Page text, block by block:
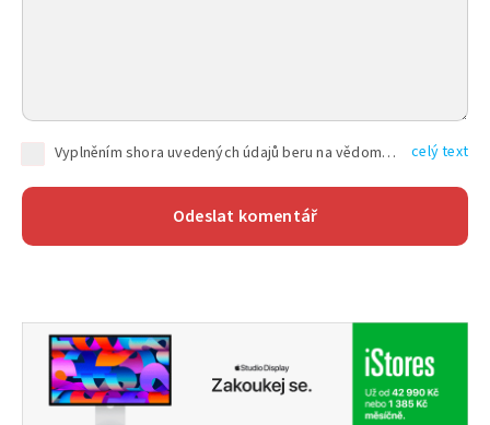
Vyplněním shora uvedených údajů beru na vědomí, že společnost TEXT FACTORY s.r.o., sídlem Brno, Durďákova 336/29, Černá Pole, PSČ: 613 00, IČ: 06157831, zapsané u Krajského soudu v Brně, oddíl C, vložka 100399, bude zpracovávat mé osobní údaje uvedené v rámci mnou vyplněného registračního formuláře na základě oprávněných zájmů TEXT FACTORY s.r.o. dle čl. 6 odst. 1 písm. f) GDPR a pro splnění právních povinností (čl. 6 odst. 1 písm. c) GDPR), a to pro tyto účely: nezbytnost zajistit oprávnění návštěvníka webových stránek provozovaných společností TEXT FACTORY s.r.o. přispívat aktivně ke zveřejněným článkům nebo v rámci diskusních fór a výkon práv TEXT FACTORY s.r.o. jako administrátora těchto diskusních fór. Více informací o zpracování osobních údajů a právech lze nalézt v celý text